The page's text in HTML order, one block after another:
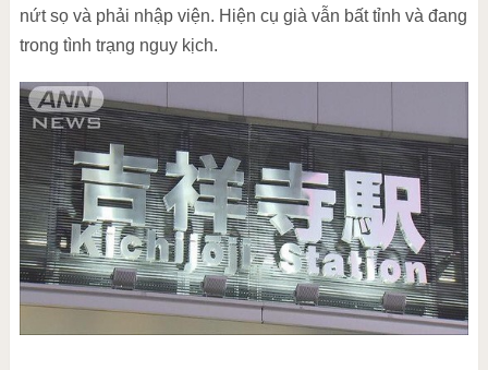
nứt sọ và phải nhập viện. Hiện cụ già vẫn bất tỉnh và đang
trong tình trạng nguy kịch.